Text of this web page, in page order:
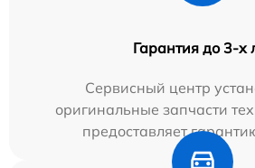
Гарантия до 3-х
Сервисный центр
оригинальные запчасти
предоставляет